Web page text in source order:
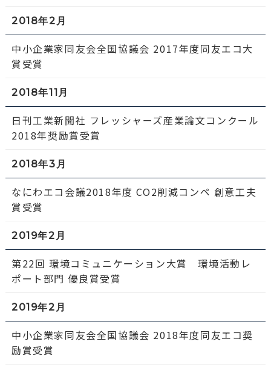
2018年2月
中小企業家同友会全国協議会 2017年度同友エコ大
賞受賞
2018年11月
日刊工業新聞社 フレッシャーズ産業論文コンクール
2018年奨励賞受賞
2018年3月
なにわエコ会議2018年度 CO2削減コンペ 創意工夫
賞受賞
2019年2月
第22回 環境コミュニケーション大賞 環境活動レ
ポート部門 優良賞受賞
2019年2月
中小企業家同友会全国協議会 2018年度同友エコ奨
励賞受賞